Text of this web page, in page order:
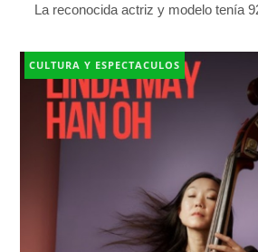
La reconocida actriz y modelo tenía
CULTURA Y ESPECTACULOS